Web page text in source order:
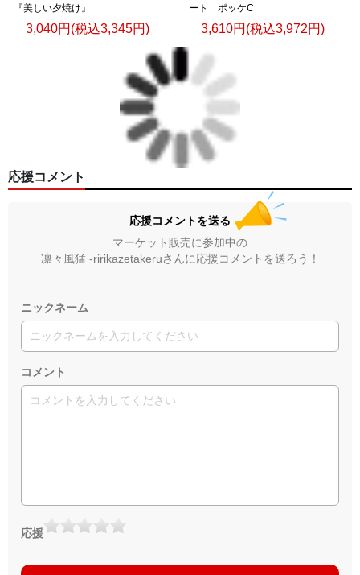
『美しい夕焼け』
3,040円(税込3,345円)
ート ポッケC
3,610円(税込3,972円)
応援コメント
応援コメントを送る
マーケット販売に参加中の
凛々風猛 -ririkazetakeruさんに応援コメントを送ろう！
ニックネーム
コメント
応援